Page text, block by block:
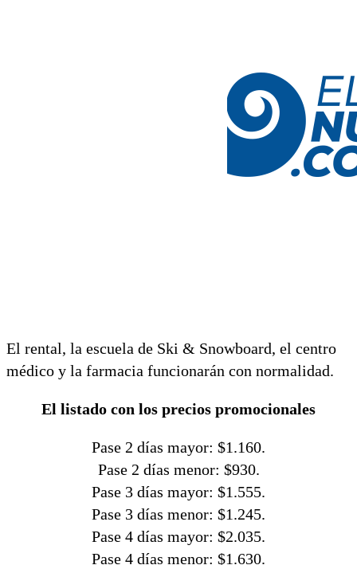
El rental, la escuela de Ski & Snowboard, el centro
médico y la farmacia funcionarán con normalidad.
El listado con los precios promocionales
Pase 2 días mayor: $1.160.
Pase 2 días menor: $930.
Pase 3 días mayor: $1.555.
Pase 3 días menor: $1.245.
Pase 4 días mayor: $2.035.
Pase 4 días menor: $1.630.